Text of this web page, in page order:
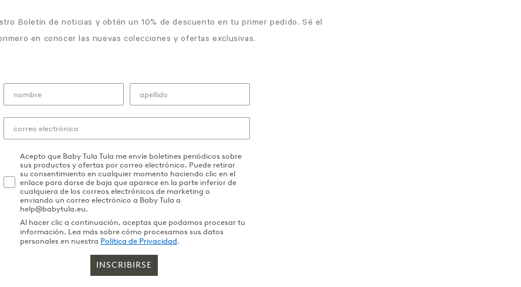
Boletín de noticias y obtén un 10% de descuento en tu primer pedido. Sé el
en conocer las nuevas colecciones y ofertas exclusivas.
Acepto que Baby Tula Tula me envíe boletines periódicos sobre
sus productos y ofertas por correo electrónico. Puede retirar
su consentimiento en cualquier momento haciendo clic en el
enlace para darse de baja que aparece en la parte inferior de
cualquiera de los correos electrónicos de marketing o
enviando un correo electrónico a Baby Tula a
help@babytula.eu.
Al hacer clic a continuación, aceptas que podamos procesar tu
información. Lea más sobre cómo procesamos sus datos
personales en nuestra Política de Privacidad.
INSCRIBIRSE